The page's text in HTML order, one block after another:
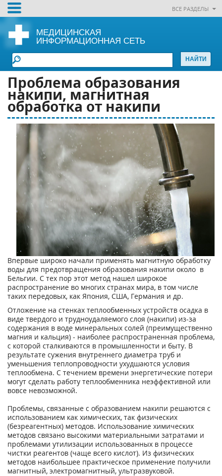
ВСЕ РАЗДЕЛЫ
МЕДИЦИНСКАЯ
ИНФОРМАЦИОННАЯ СЕТЬ
Проблема образования
накипи, магнитная
обработка от накипи
Впервые широко начали применять магнитную обработку
воды для предотвращения образования накипи около в
Бельгии. С тех пор этот метод нашел широкое
распространение во многих странах мира, в том числе
таких передовых, как Япония, США, Германия и др.
Отложение на стенках теплообменных устройств осадка в
виде твердого и трудноудаляемого слоя (накипи) из-за
содержания в воде минеральных солей (преимущественно
магния и кальция) - наиболее распространенная проблема,
с которой сталкиваются в промышленности и быту. В
результате сужения внутреннего диаметра труб и
уменьшения теплопроводности ухудшаются условия
теплообмена. С течением времени энергетические потери
могут сделать работу теплообменника неэффективной или
вовсе невозможной.
Проблемы, связанные с образованием накипи решаются с
использованием как химических, так физических
(безреагентных) методов. Использование химических
методов связано высокими материальными затратами и
проблемами утилизации использованных в процессе
чистки реагентов (чаще всего кислот). Из физических
методов наибольшее практическое применение получили
магнитный, электромагнитный, ультразвуковой.